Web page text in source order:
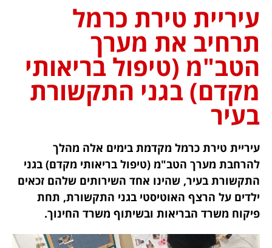
עיריית טירת כרמל
תרחיב את מערך
הטב"מ (טיפול בריאותי
מקדם) בגני התקשורת
בעיר
עיריית טירת כרמל מקדמת בימים אלה מהלך
להרחבת מערך הטב"מ (טיפול בריאותי מקדם) בגני
התקשורת בעיר, שהינו אחד השירותים שלהם זכאים
ילדים על הרצף האוטיסטי בגני התקשורת, תחת
פיקוח משרד הבריאות ובשיתוף משרד החינוך.